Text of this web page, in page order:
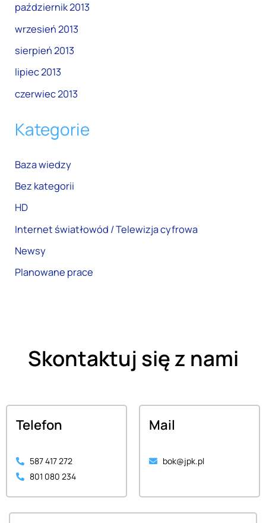
październik 2013
wrzesień 2013
sierpień 2013
lipiec 2013
czerwiec 2013
Kategorie
Baza wiedzy
Bez kategorii
HD
Internet światłowód / Telewizja cyfrowa
Newsy
Planowane prace
Skontaktuj się z nami
Telefon
587 417 272
801 080 234
Mail
bok@jpk.pl